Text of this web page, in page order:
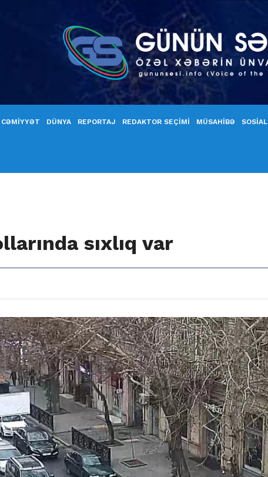
CƏMİYYƏT DÜNYA REPORTAJ REDAKTOR SEÇİMİ MÜSAHİBƏ SOSİAL
sıxlıq var